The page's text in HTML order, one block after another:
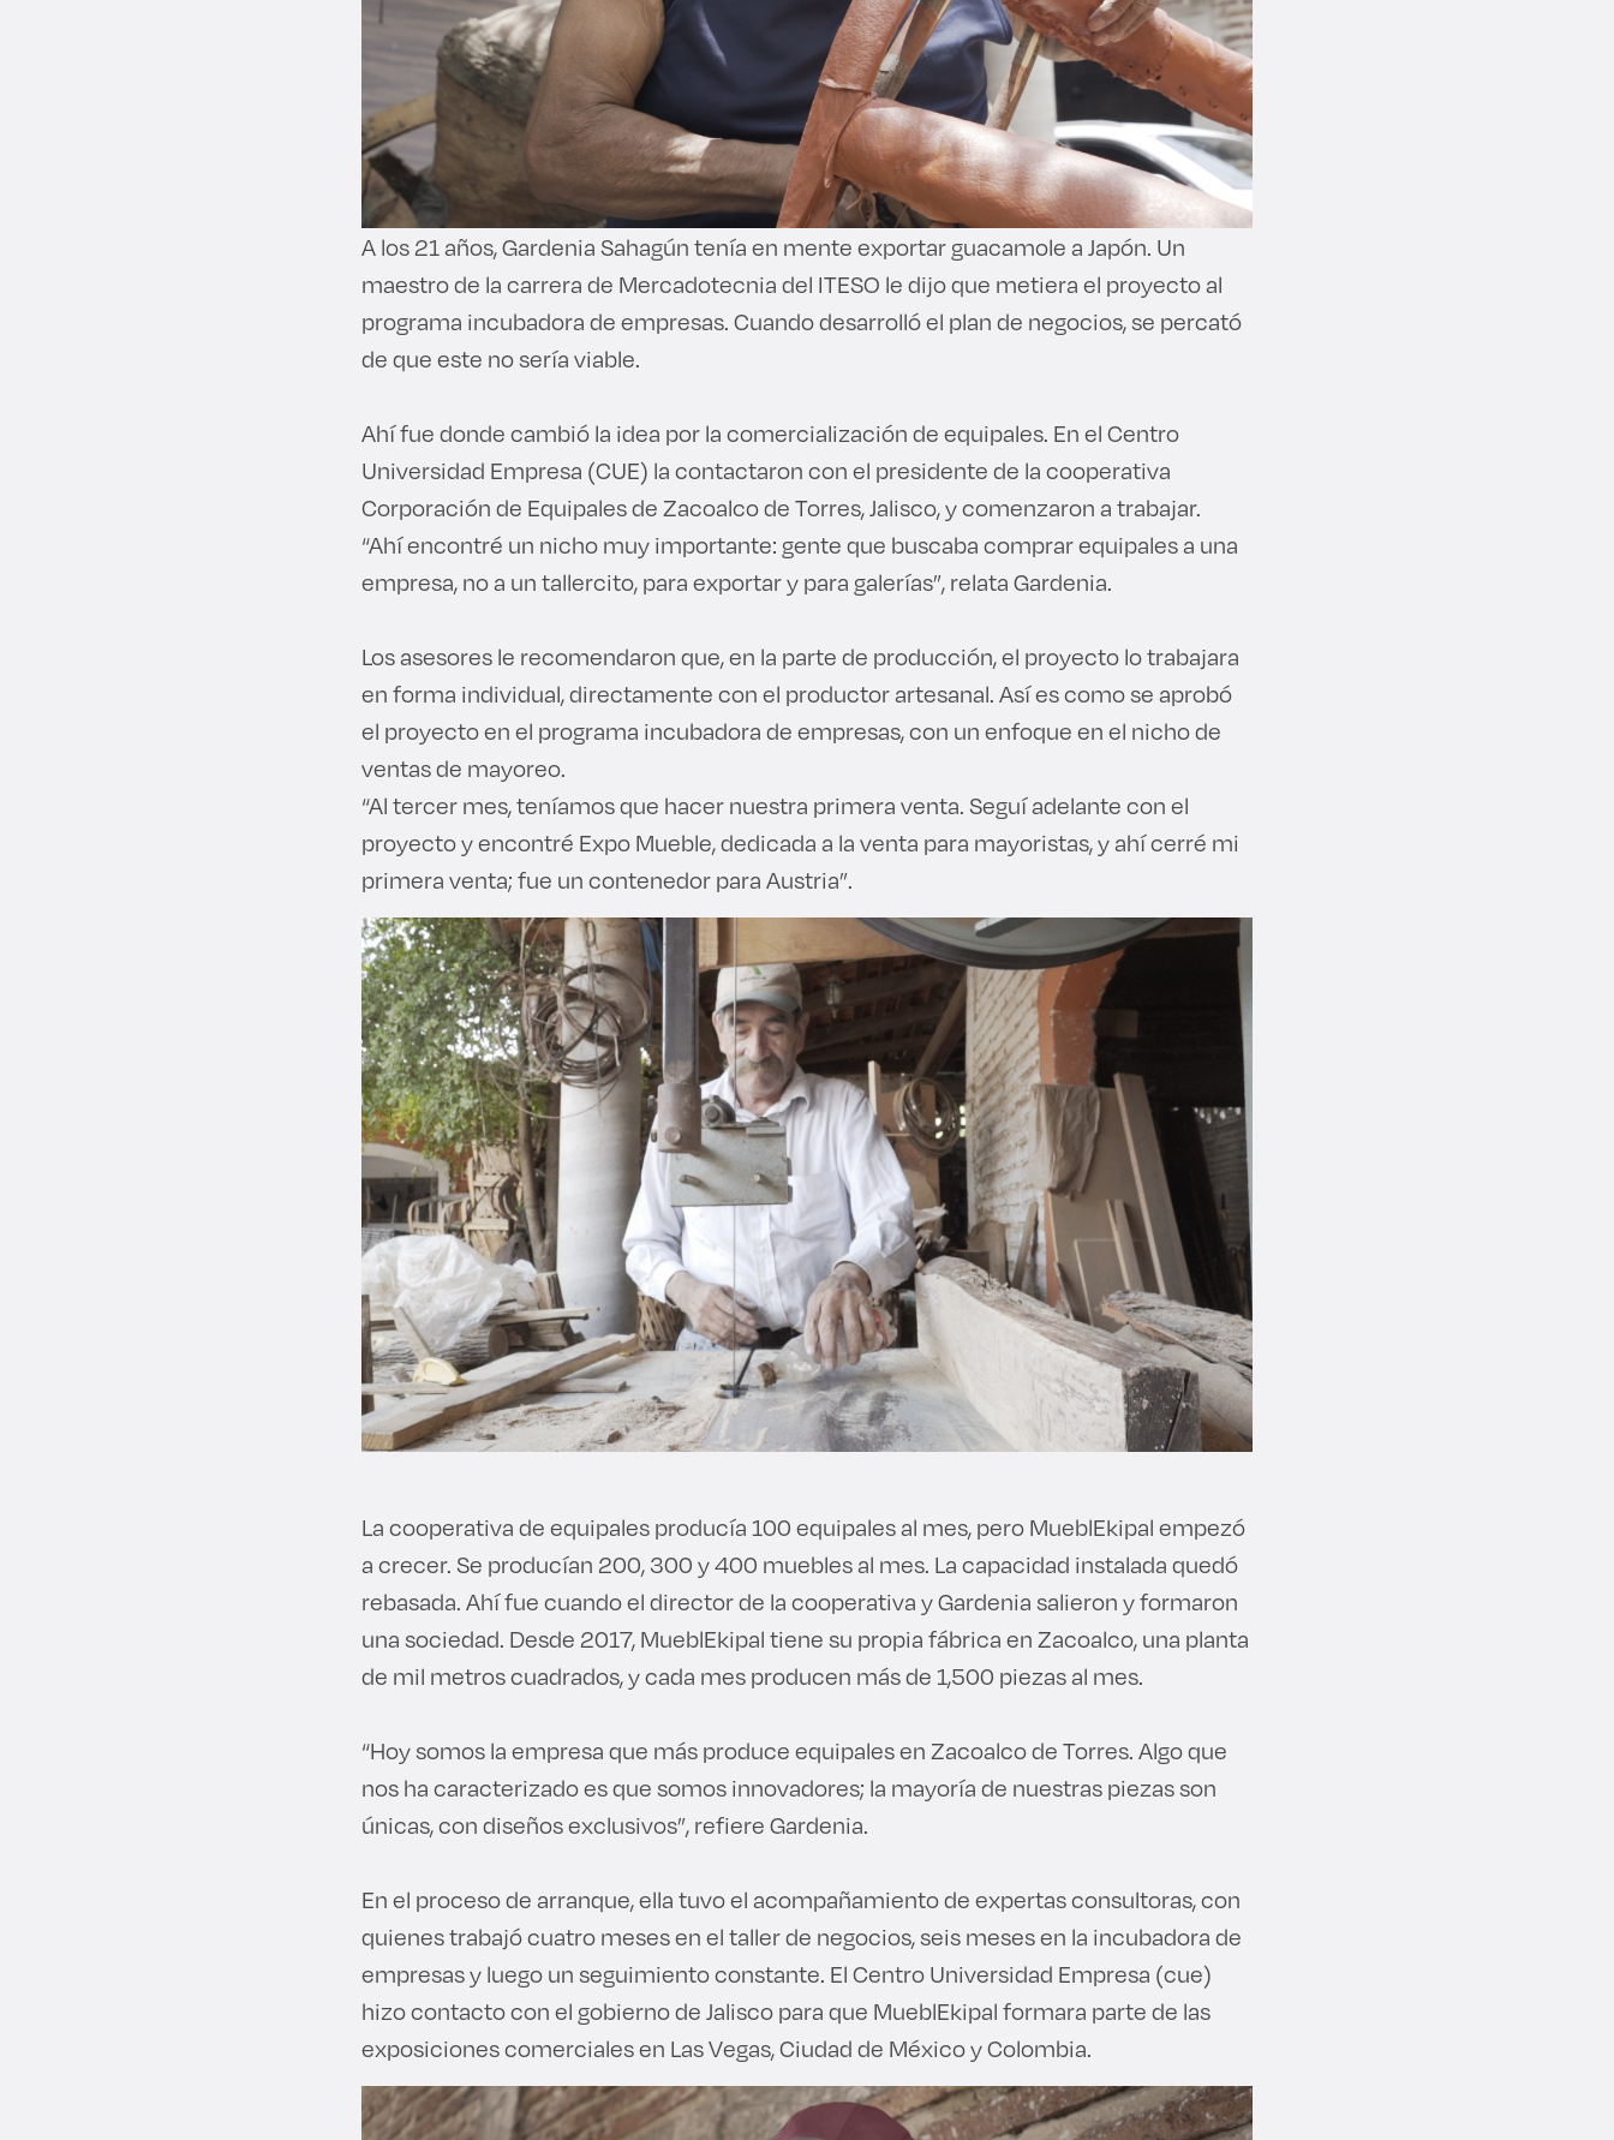
A los 21 años, Gardenia Sahagún tenía en mente exportar guacamole a Japón. Un
maestro de la carrera de Mercadotecnia del ITESO le dijo que metiera el proyecto al
programa incubadora de empresas. Cuando desarrolló el plan de negocios, se percató
de que este no sería viable.
Ahí fue donde cambió la idea por la comercialización de equipales. En el Centro
Universidad Empresa (CUE) la contactaron con el presidente de la cooperativa
Corporación de Equipales de Zacoalco de Torres, Jalisco, y comenzaron a trabajar.
“Ahí encontré un nicho muy importante: gente que buscaba comprar equipales a una
empresa, no a un tallercito, para exportar y para galerías”, relata Gardenia.
Los asesores le recomendaron que, en la parte de producción, el proyecto lo trabajara
en forma individual, directamente con el productor artesanal. Así es como se aprobó
el proyecto en el programa incubadora de empresas, con un enfoque en el nicho de
ventas de mayoreo.
“Al tercer mes, teníamos que hacer nuestra primera venta. Seguí adelante con el
proyecto y encontré Expo Mueble, dedicada a la venta para mayoristas, y ahí cerré mi
primera venta; fue un contenedor para Austria”.
La cooperativa de equipales producía 100 equipales al mes, pero MueblEkipal empezó
a crecer. Se producían 200, 300 y 400 muebles al mes. La capacidad instalada quedó
rebasada. Ahí fue cuando el director de la cooperativa y Gardenia salieron y formaron
una sociedad. Desde 2017, MueblEkipal tiene su propia fábrica en Zacoalco, una planta
de mil metros cuadrados, y cada mes producen más de 1,500 piezas al mes.
“Hoy somos la empresa que más produce equipales en Zacoalco de Torres. Algo que
nos ha caracterizado es que somos innovadores; la mayoría de nuestras piezas son
únicas, con diseños exclusivos”, refiere Gardenia.
En el proceso de arranque, ella tuvo el acompañamiento de expertas consultoras, con
quienes trabajó cuatro meses en el taller de negocios, seis meses en la incubadora de
empresas y luego un seguimiento constante. El Centro Universidad Empresa (cue)
hizo contacto con el gobierno de Jalisco para que MueblEkipal formara parte de las
exposiciones comerciales en Las Vegas, Ciudad de México y Colombia.